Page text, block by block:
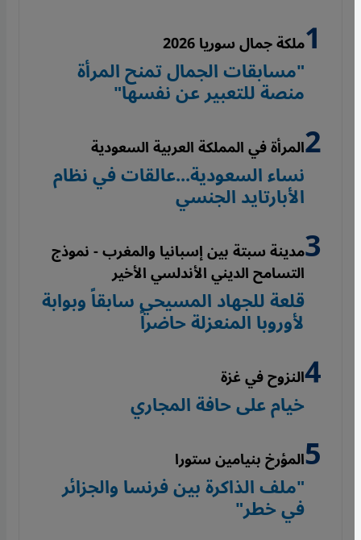
ملكة جمال سوريا 2026
"مسابقات الجمال تمنح المرأة
منصة للتعبير عن نفسها"
المرأة في المملكة العربية السعودية
نساء السعودية...عالقات في نظام
الأبارتايد الجنسي
مدينة سبتة بين إسبانيا والمغرب - نموذج
التسامح الديني الأندلسي الأخير
قلعة للجهاد المسيحي سابقاً وبوابة
لأوروبا المنعزلة حاضراً
النزوح في غزة
خيام على حافة المجاري
المؤرخ بنيامين ستورا
"ملف الذاكرة بين فرنسا والجزائر
في خطر"